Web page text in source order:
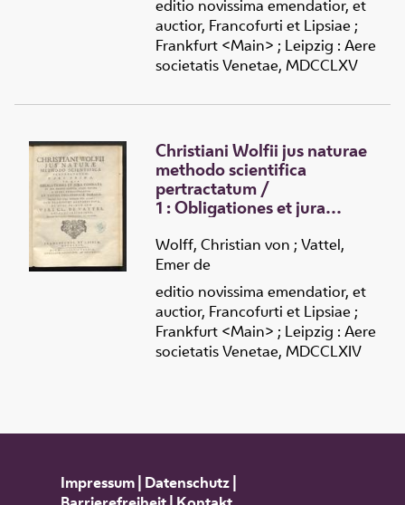
editio novissima emendatior, et
auctior, Francofurti et Lipsiae ;
Frankfurt <Main> ; Leipzig : Aere
societatis Venetae, MDCCLXV
Christiani Wolfii jus naturae
methodo scientifica
pertractatum/
1 :Obligationes et jura
essentia atque natura a
priori demonstrantur et
totius philosophiae moralis
omnisque Juris reliqui
fundamenta solida jaciuntur,
cum clarissimi auctoris vita
Wolff, Christian von ; Vattel,
Emer de
editio novissima emendatior, et
auctior, Francofurti et Lipsiae ;
Frankfurt <Main> ; Leipzig : Aere
societatis Venetae, MDCCLXIV
Impressum| Datenschutz|